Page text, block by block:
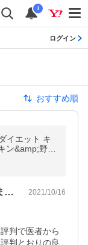
i
ログイン
おすすめ順
イエット キ
ン&amp;野菜
八百萬ストアで詐偽的価格で購入しました。 2021/10/16
判で医者から
判とおりの良